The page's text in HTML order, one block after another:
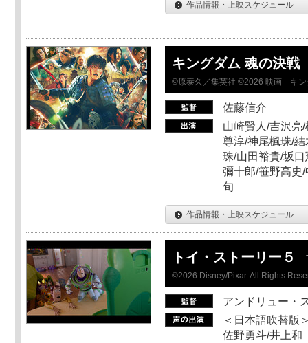
作品情報・上映スケジュール
キングダム 魂の決戦
©原泰久／集英社 ©2026 映画「キ
佐藤信介
山崎賢人/吉沢亮
尊淳/神尾楓珠/
珠/山田裕貴/坂
彌十郎/笹野高史
旬
作品情報・上映スケジュール
トイ・ストーリー５
©2026 Disney/Pixar. All Rights
アンドリュー・
＜日本語吹替版
佐野勇斗/井上和